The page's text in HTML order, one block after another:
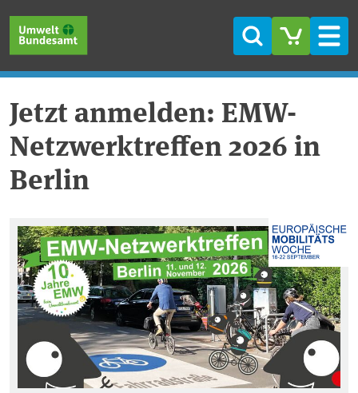
Suche
Jetzt anmelden: EMW-
Netzwerktreffen 2026 in
Berlin